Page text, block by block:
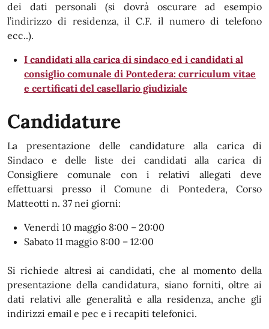
dei dati personali (si dovrà oscurare ad esempio
l’indirizzo di residenza, il C.F. il numero di telefono
ecc..).
I candidati alla carica di sindaco ed i candidati al
consiglio comunale di Pontedera: curriculum vitae
e certificati del casellario giudiziale
Candidature
La presentazione delle candidature alla carica di
Sindaco e delle liste dei candidati alla carica di
Consigliere comunale con i relativi allegati deve
effettuarsi presso il Comune di Pontedera, Corso
Matteotti n. 37 nei giorni:
Venerdì 10 maggio 8:00 – 20:00
Sabato 11 maggio 8:00 – 12:00
Si richiede altresì ai candidati, che al momento della
presentazione della candidatura, siano forniti, oltre ai
dati relativi alle generalità e alla residenza, anche gli
indirizzi email e pec e i recapiti telefonici.